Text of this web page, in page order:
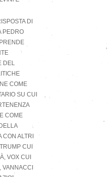
DI
PEDRO
DEL
COME
SU CUI
COME
CON ALTRI
CUI
VOX CUI
VANNACCI